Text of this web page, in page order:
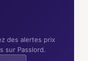
des alertes prix
sur Passlord.